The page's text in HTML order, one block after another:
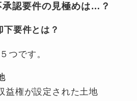
承認要件の見極めは…？
下要件とは？
つです。
益権が設定された土地